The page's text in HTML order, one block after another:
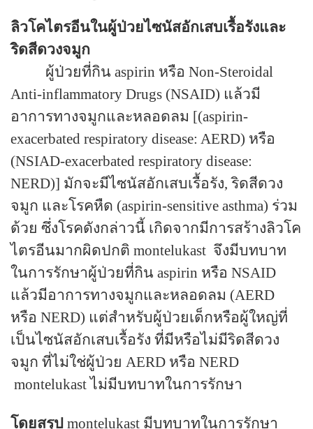
ลิวโคไตรอีนในผู้ป่วยไซนัสอักเสบเรื้อรังและ
ริดสีดวงจมูก
ผู้ป่วยที่กิน aspirin หรือ Non-Steroidal
Anti-inflammatory Drugs (NSAID) แล้วมี
อาการทางจมูกและหลอดลม [(aspirin-
exacerbated respiratory disease: AERD) หรือ
(NSIAD-exacerbated respiratory disease:
NERD)] มักจะมีไซนัสอักเสบเรื้อรัง, ริดสีดวง
จมูก และโรคหืด (aspirin-sensitive asthma) ร่วม
ด้วย ซึ่งโรคดังกล่าวนี้ เกิดจากมีการสร้างลิวโค
ไตรอีนมากผิดปกติ montelukast จึงมีบทบาท
ในการรักษาผู้ป่วยที่กิน aspirin หรือ NSAID
แล้วมีอาการทางจมูกและหลอดลม (AERD
หรือ NERD) แต่สำหรับผู้ป่วยเด็กหรือผู้ใหญ่ที่
เป็นไซนัสอักเสบเรื้อรัง ที่มีหรือไม่มีริดสีดวง
จมูก ที่ไม่ใช่ผู้ป่วย AERD หรือ NERD
montelukastไม่มีบทบาทในการรักษา
โดยสรุป montelukast มีบทบาทในการรักษา